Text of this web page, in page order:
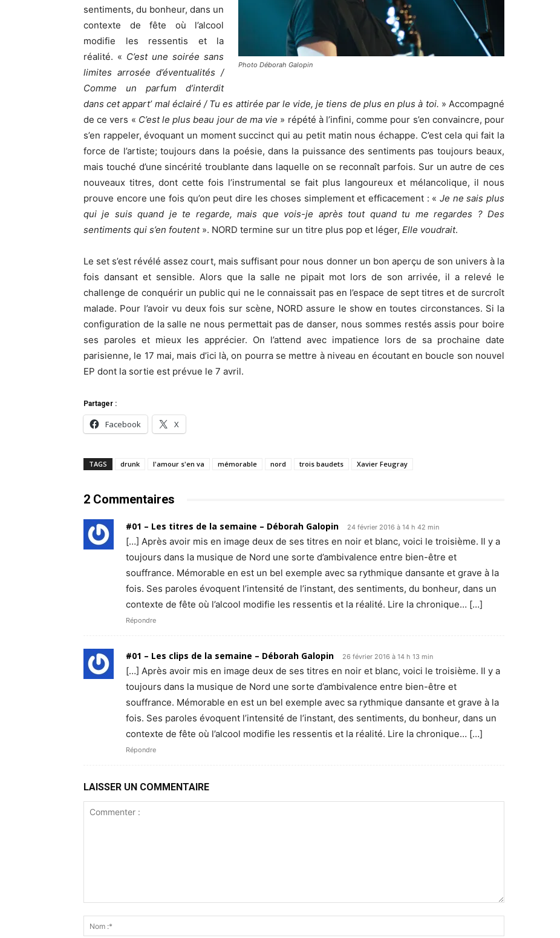
Photo Déborah Galopin
sentiments, du bonheur, dans un
contexte de fête où l’alcool
modifie les ressentis et la
réalité. « C’est une soirée sans
limites arrosée d’éventualités /
Comme un parfum d’interdit
dans cet appart’ mal éclairé / Tu es attirée par le vide, je tiens de plus en plus à toi. » Accompagné
de ce vers « C’est le plus beau jour de ma vie » répété à l’infini, comme pour s’en convaincre, pour
s’en rappeler, évoquant un moment succinct qui au petit matin nous échappe. C’est cela qui fait la
force de l’artiste; toujours dans la poésie, dans la puissance des sentiments pas toujours beaux,
mais touché d’une sincérité troublante dans laquelle on se reconnaît parfois. Sur un autre de ces
nouveaux titres, dont cette fois l’instrumental se fait plus langoureux et mélancolique, il nous
prouve encore une fois qu’on peut dire les choses simplement et efficacement : « Je ne sais plus
qui je suis quand je te regarde, mais que vois-je après tout quand tu me regardes ? Des
sentiments qui s’en foutent ». NORD termine sur un titre plus pop et léger, Elle voudrait.
Le set s’est révélé assez court, mais suffisant pour nous donner un bon aperçu de son univers à la
fois dansant et sensible. Alors que la salle ne pipait mot lors de son arrivée, il a relevé le
challenge de conquérir un public qui ne le connaissait pas en l’espace de sept titres et de surcroît
malade. Pour l’avoir vu deux fois sur scène, NORD assure le show en toutes circonstances. Si la
configuration de la salle ne nous permettait pas de danser, nous sommes restés assis pour boire
ses paroles et mieux les apprécier. On l’attend avec impatience lors de sa prochaine date
parisienne, le 17 mai, mais d’ici là, on pourra se mettre à niveau en écoutant en boucle son nouvel
EP dont la sortie est prévue le 7 avril.
Partager :
Facebook X
TAGS drunk l'amour s'en va mémorable nord trois baudets Xavier Feugray
2 Commentaires
#01 – Les titres de la semaine – Déborah Galopin 24 février 2016 à 14 h 42 min
[…] Après avoir mis en image deux de ses titres en noir et blanc, voici le troisième. Il y a
toujours dans la musique de Nord une sorte d’ambivalence entre bien-être et
souffrance. Mémorable en est un bel exemple avec sa rythmique dansante et grave à la
fois. Ses paroles évoquent l’intensité de l’instant, des sentiments, du bonheur, dans un
contexte de fête où l’alcool modifie les ressentis et la réalité. Lire la chronique… […]
Répondre
#01 – Les clips de la semaine – Déborah Galopin 26 février 2016 à 14 h 13 min
[…] Après avoir mis en image deux de ses titres en noir et blanc, voici le troisième. Il y a
toujours dans la musique de Nord une sorte d’ambivalence entre bien-être et
souffrance. Mémorable en est un bel exemple avec sa rythmique dansante et grave à la
fois. Ses paroles évoquent l’intensité de l’instant, des sentiments, du bonheur, dans un
contexte de fête où l’alcool modifie les ressentis et la réalité. Lire la chronique… […]
Répondre
LAISSER UN COMMENTAIRE